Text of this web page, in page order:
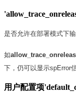
是否允许在部署模式下
如
下，仍可以显示spError信
用户配置项